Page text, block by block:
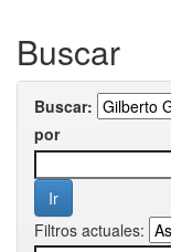
Buscar
Buscar:
por
Filtros actuales: